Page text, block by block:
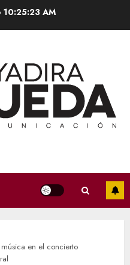
10:25:24 AM
en el concierto